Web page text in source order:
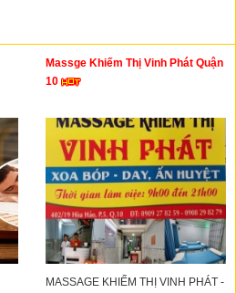
Massge Khiếm Thị Vinh Phát Quận
10
MASSAGE KHIẾM THỊ VINH PHÁT -